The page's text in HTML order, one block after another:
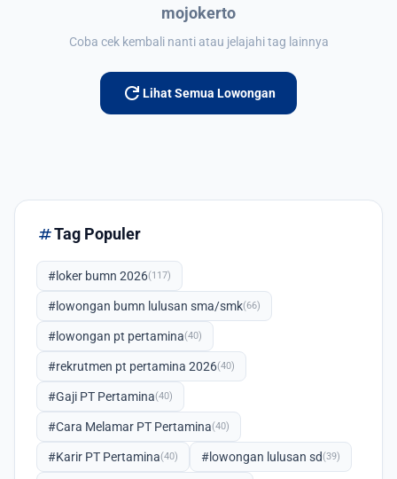
mojokerto
Coba cek kembali nanti atau jelajahi tag lainnya
refresh Lihat Semua Lowongan
tagTag Populer
#loker bumn 2026(117)
#lowongan bumn lulusan sma/smk(66)
#lowongan pt pertamina(40)
#rekrutmen pt pertamina 2026(40)
#Gaji PT Pertamina(40)
#Cara Melamar PT Pertamina(40)
#Karir PT Pertamina(40) #lowongan lulusan sd(39)